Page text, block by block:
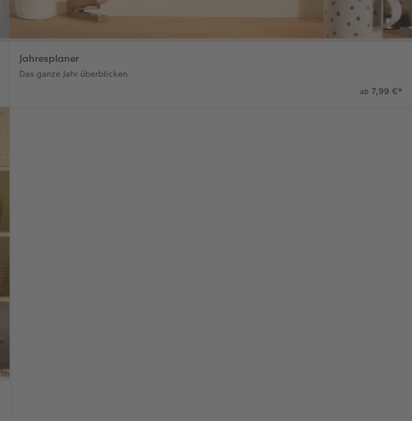
Jahresplaner
Das ganze Jahr überblicken
ab 7,99 €*